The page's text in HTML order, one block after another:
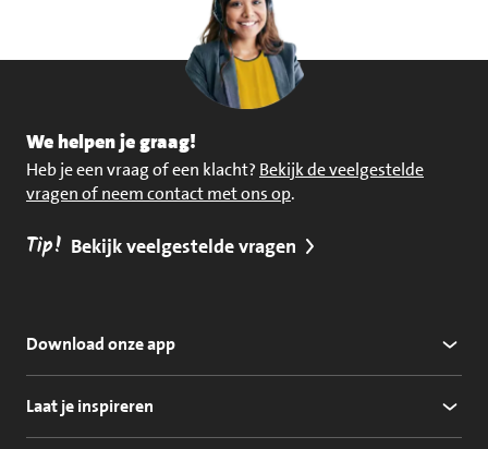
We helpen je graag!
Heb je een vraag of een klacht? Bekijk de veelgestelde
vragen of neem contact met ons op.
Tip! Bekijk veelgestelde vragen
Download onze app
Laat je inspireren